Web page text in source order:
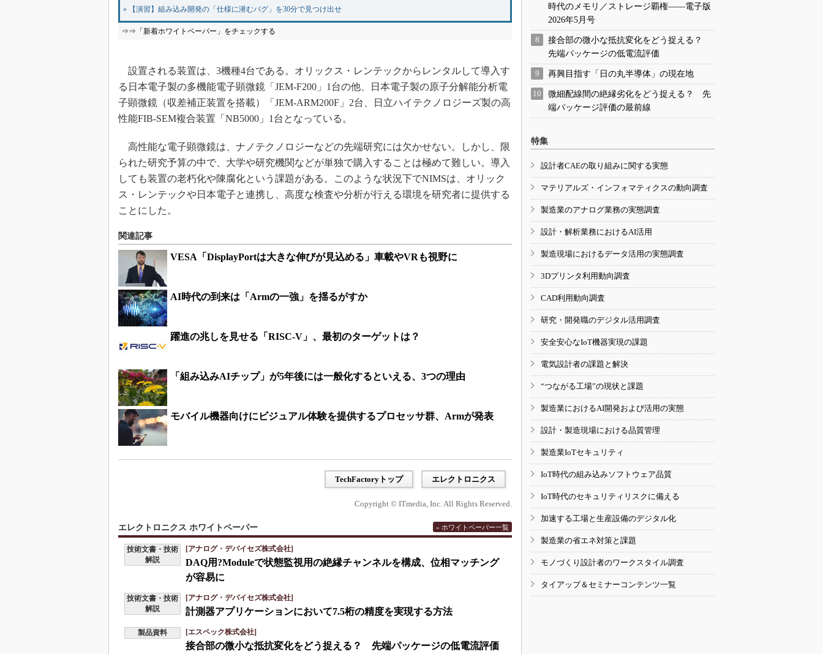
» 【演習】組み込み開発の「仕様に潜むバグ」を30分で見つけ出せ
⇒⇒「新着ホワイトペーパー」をチェックする
設置される装置は、3機種4台である。オリックス・レンテックからレンタルして導入す
る日本電子製の多機能電子顕微鏡「JEM-F200」1台の他、日本電子製の原子分解能分析電
子顕微鏡（収差補正装置を搭載）「JEM-ARM200F」2台、日立ハイテクノロジーズ製の高
性能FIB-SEM複合装置「NB5000」1台となっている。
高性能な電子顕微鏡は、ナノテクノロジーなどの先端研究には欠かせない。しかし、限
られた研究予算の中で、大学や研究機関などが単独で購入することは極めて難しい。導入
しても装置の老朽化や陳腐化という課題がある。このような状況下でNIMSは、オリック
ス・レンテックや日本電子と連携し、高度な検査や分析が行える環境を研究者に提供する
ことにした。
関連記事
VESA「DisplayPortは大きな伸びが見込める」車載やVRも視野に
AI時代の到来は「Armの一強」を揺るがすか
躍進の兆しを見せる「RISC-V」、最初のターゲットは？
「組み込みAIチップ」が5年後には一般化するといえる、3つの理由
モバイル機器向けにビジュアル体験を提供するプロセッサ群、Armが発表
TechFactoryトップ エレクトロニクス
Copyright © ITmedia, Inc. All Rights Reserved.
エレクトロニクス ホワイトペーパー » ホワイトペーパー一覧
技術文書・技術
解説
[アナログ・デバイセズ株式会社]
DAQ用?Moduleで状態監視用の絶縁チャンネルを構成、位相マッチング
が容易に
技術文書・技術
解説
[アナログ・デバイセズ株式会社]
計測器アプリケーションにおいて7.5桁の精度を実現する方法
製品資料 [エスペック株式会社]
接合部の微小な抵抗変化をどう捉える？ 先端パッケージの低電流評価
時代のメモリ／ストレージ覇権――電子版
2026年5月号
接合部の微小な抵抗変化をどう捉える？
先端パッケージの低電流評価
再興目指す「日の丸半導体」の現在地
微細配線間の絶縁劣化をどう捉える？ 先
端パッケージ評価の最前線
特集
設計者CAEの取り組みに関する実態
マテリアルズ・インフォマティクスの動向調査
製造業のアナログ業務の実態調査
設計・解析業務におけるAI活用
製造現場におけるデータ活用の実態調査
3Dプリンタ利用動向調査
CAD利用動向調査
研究・開発職のデジタル活用調査
安全安心なIoT機器実現の課題
電気設計者の課題と解決
“つながる工場”の現状と課題
製造業におけるAI開発および活用の実態
設計・製造現場における品質管理
製造業IoTセキュリティ
IoT時代の組み込みソフトウェア品質
IoT時代のセキュリティリスクに備える
加速する工場と生産設備のデジタル化
製造業の省エネ対策と課題
モノづくり設計者のワークスタイル調査
タイアップ＆セミナーコンテンツ一覧